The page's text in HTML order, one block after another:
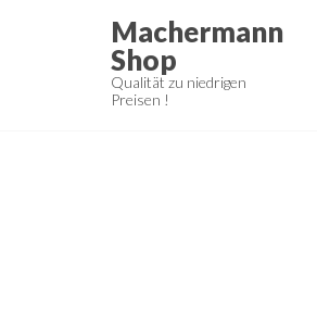
Machermann
Shop
Qualität zu niedrigen
Preisen !